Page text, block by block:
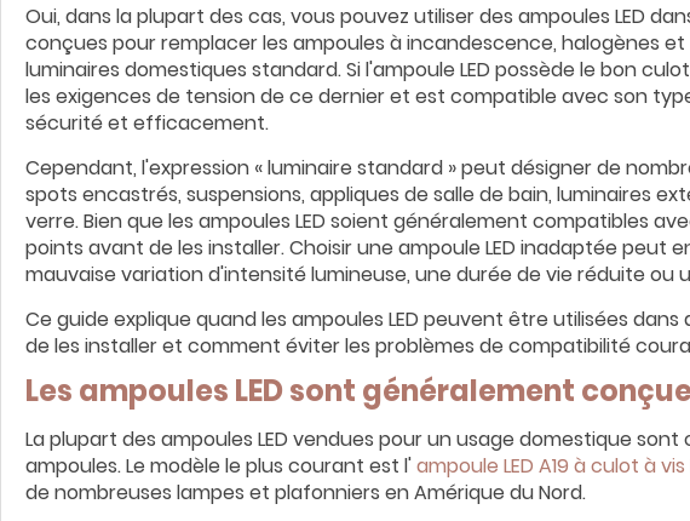
Oui, dans la plupart des cas, vous pouvez utiliser des ampoules LED
conçues pour remplacer les ampoules à incandescence, halogènes
luminaires domestiques standard. Si l'ampoule LED possède le bon
les exigences de tension de ce dernier et est compatible avec son
sécurité et efficacement.
Cependant, l'expression « luminaire standard » peut désigner de
spots encastrés, suspensions, appliques de salle de bain, luminaires
verre. Bien que les ampoules LED soient généralement compatibles
points avant de les installer. Choisir une ampoule LED inadaptée
mauvaise variation d'intensité lumineuse, une durée de vie réduite
Ce guide explique quand les ampoules LED peuvent être utilisées
de les installer et comment éviter les problèmes de compatibilité
Les ampoules LED sont généralement
La plupart des ampoules LED vendues pour un usage domestique
ampoules. Le modèle le plus courant est l'ampoule LED A19 à culot à vis
de nombreuses lampes et plafonniers en Amérique du Nord.